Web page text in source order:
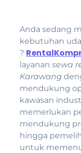
Anda sedang
kebutuhan
?
layanan sewa
Karawang
mendukung
kawasan
memerlukan
mendukung
hingga
untuk